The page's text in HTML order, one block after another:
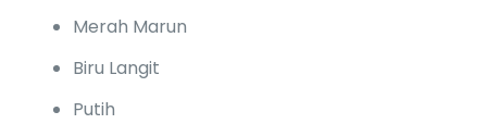
Merah Marun
Biru Langit
Putih